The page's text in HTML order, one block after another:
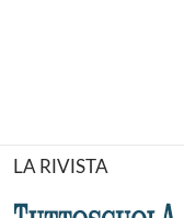
LA RIVISTA